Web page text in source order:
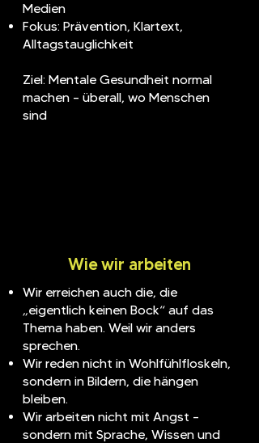
Medien
Fokus: Prävention, Klartext,
Alltagstauglichkeit
Ziel: Mentale Gesundheit normal
machen – überall, wo Menschen
sind
Wie wir arbeiten
Wir erreichen auch die, die
„eigentlich keinen Bock“ auf das
Thema haben. Weil wir anders
sprechen.
Wir reden nicht in Wohlfühlfloskeln,
sondern in Bildern, die hängen
bleiben.
Wir arbeiten nicht mit Angst –
sondern mit Sprache, Wissen und